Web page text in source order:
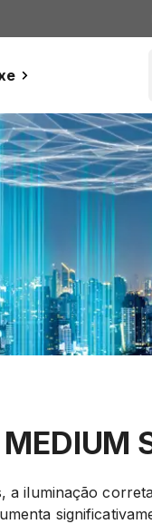
a iluminação